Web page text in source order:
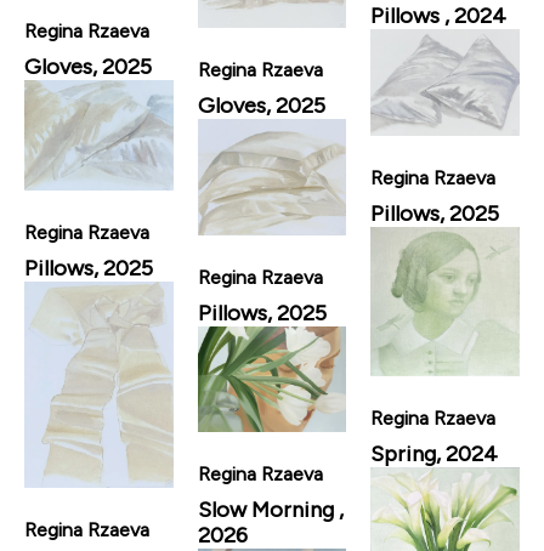
Regina Rzaeva
Gloves, 2025
Regina Rzaeva
Pillows, 2025
Regina Rzaeva
Regina Rzaeva
Gloves, 2025
Regina Rzaeva
Pillows, 2025
Regina Rzaeva
Slow Morning ,
2026
Pillows , 2024
Regina Rzaeva
Pillows, 2025
Regina Rzaeva
Spring, 2024